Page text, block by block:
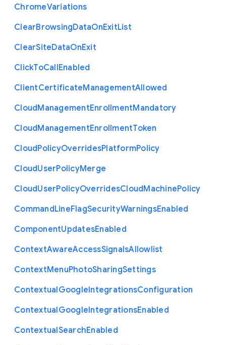
ChromeVariations
ClearBrowsingDataOnExitList
ClearSiteDataOnExit
ClickToCallEnabled
ClientCertificateManagementAllowed
CloudManagementEnrollmentMandatory
CloudManagementEnrollmentToken
CloudPolicyOverridesPlatformPolicy
CloudUserPolicyMerge
CloudUserPolicyOverridesCloudMachinePolicy
CommandLineFlagSecurityWarningsEnabled
ComponentUpdatesEnabled
ContextAwareAccessSignalsAllowlist
ContextMenuPhotoSharingSettings
ContextualGoogleIntegrationsConfiguration
ContextualGoogleIntegrationsEnabled
ContextualSearchEnabled